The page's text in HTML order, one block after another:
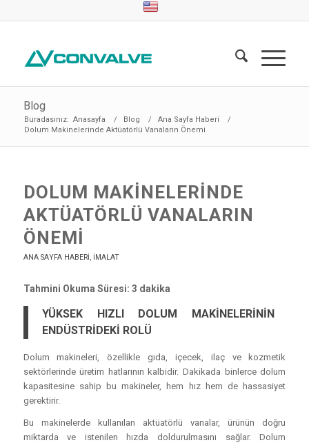
Blog
Buradasınız: Anasayfa / Blog / Ana Sayfa Haberi
/
Dolum Makinelerinde Aktüatörlü Vanaların Önemi
DOLUM MAKINELERINDE
AKTÜATÖRLÜ VANALARIN
ÖNEMI
ANA SAYFA HABERI, İMALAT
Tahmini Okuma Süresi: 3 dakika
YÜKSEK HIZLI DOLUM MAKİNELERİNİN
ENDÜSTRİDEKİ ROLÜ
Dolum makineleri, özellikle gıda, içecek, ilaç ve kozmetik
sektörlerinde üretim hatlarının kalbidir. Dakikada binlerce dolum
kapasitesine sahip bu makineler, hem hız hem de hassasiyet
gerektirir.
Bu makinelerde kullanılan aktüatörlü vanalar, ürünün doğru
miktarda ve istenilen hızda doldurulmasını sağlar. Dolum